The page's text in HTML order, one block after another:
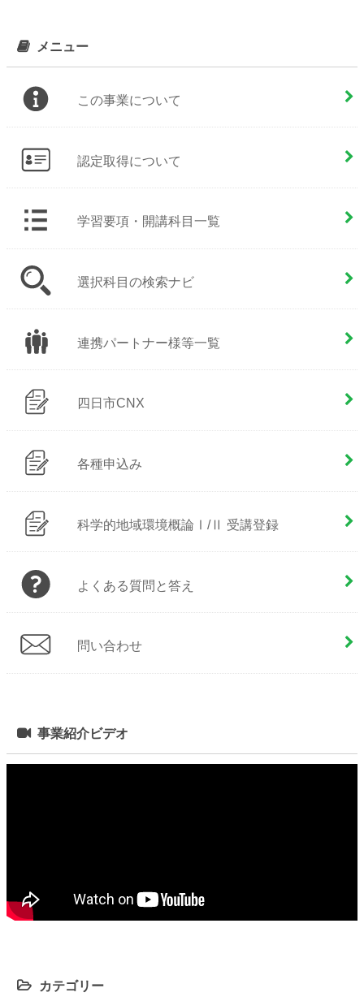
メニュー
この事業について
認定取得について
学習要項・開講科目一覧
選択科目の検索ナビ
連携パートナー様等一覧
四日市CNX
各種申込み
科学的地域環境概論Ⅰ/Ⅱ 受講登録
よくある質問と答え
問い合わせ
事業紹介ビデオ
カテゴリー